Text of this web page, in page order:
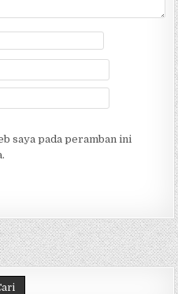
saya pada peramban ini